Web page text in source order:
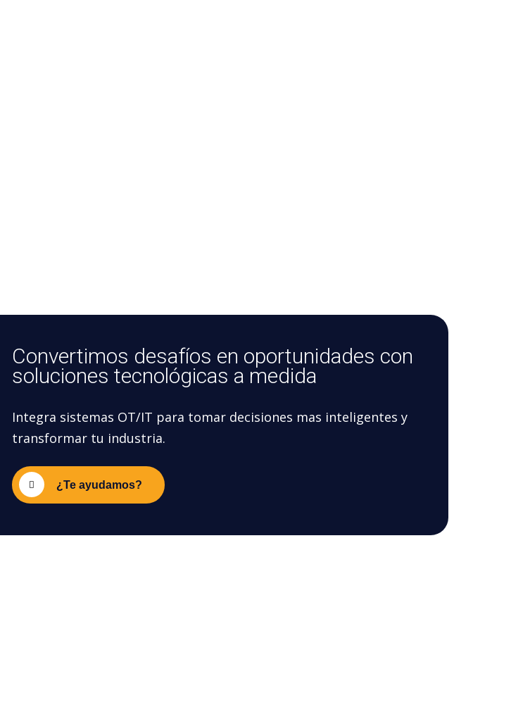
Convertimos desafíos en oportunidades con
soluciones tecnológicas a medida
Integra sistemas OT/IT para tomar decisiones mas inteligentes y
transformar tu industria.
¿Te ayudamos?